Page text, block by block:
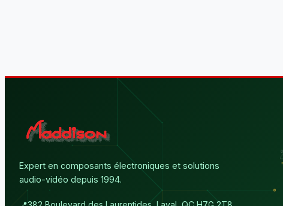
Expert en composants électroniques et solutions
audio-vidéo depuis 1994.